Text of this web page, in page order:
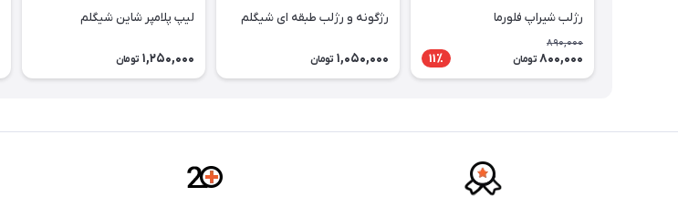
رژلب شیراپ فلورما
890,000
800,000 تومان 11٪
رژگونه و رژلب طبقه ای شیگلم
1,050,000 تومان
لیپ پلامپر شاین شیگلم
1,250,000 تومان